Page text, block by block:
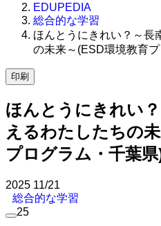
EDUPEDIA
総合的な学習
ほんとうにきれい？～長
の未来～(ESD環境教育
印刷
ほんとうにきれい
えるわたしたちの
プログラム・千葉県
2025 11/21
総合的な学習
25